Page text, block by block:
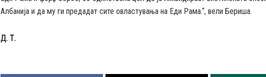
Албанија и да му ги предадат сите овластувања на Еди Рама.“, вели Бериша.
Д. Т.